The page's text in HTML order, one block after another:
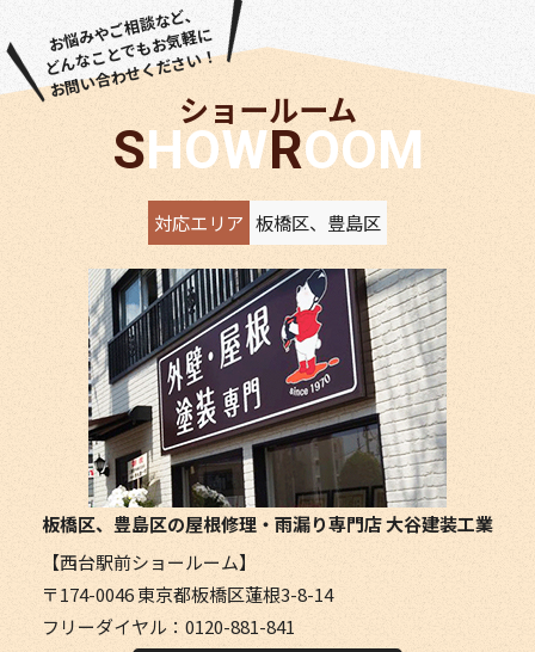
お悩みやご相談など、
どんなことでもお気軽に
お問い合わせください！
ショールーム
SHOW ROOM
対応エリア 板橋区、豊島区
板橋区、豊島区の屋根修理・雨漏り専門店大谷建装工業
【西台駅前ショールーム】
〒174-0046 東京都板橋区蓮根3-8-14
フリーダイヤル：0120-881-841